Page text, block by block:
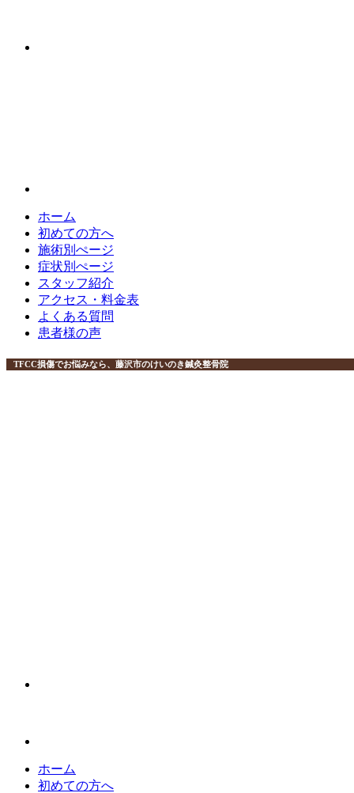
ホーム
初めての方へ
施術別ぺージ
症状別ぺージ
スタッフ紹介
アクセス・料金表
よくある質問
患者様の声
TFCC損傷でお悩みなら、藤沢市のけいのき鍼灸整骨院
ホーム
初めての方へ